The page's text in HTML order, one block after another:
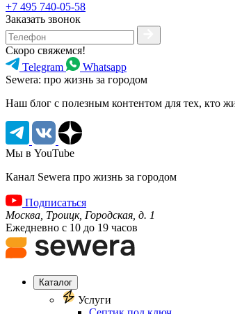
+7 495 740-05-58
Заказать звонок
Скоро свяжемся!
Telegram
Whatsapp
Sewera: про жизнь за городом
Наш блог c полезным контентом для тех, кто
Мы в YouTube
Канал Sewera про жизнь за городом
Подписаться
Москва, Троицк, Городская, д. 1
Ежедневно с 10 до 19 часов
Каталог
Услуги